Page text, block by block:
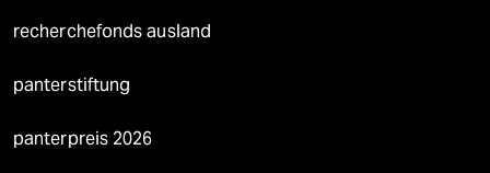
recherchefonds ausland
panterstiftung
panterpreis 2026